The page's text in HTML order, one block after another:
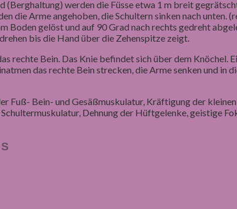
(Berghaltung) werden die Füsse etwa 1 m breit
die Arme angehoben, die Schultern sinken nach unten.
Boden gelöst und auf 90 Grad nach rechts gedreht
bis die Hand über die Zehenspitze zeigt.
rechte Bein. Das Knie befindet sich über dem Knöchel.
das rechte Bein strecken, die Arme senken und in
Fuß- Bein- und Gesäßmuskulatur, Kräftigung der
Dehnung der Hüftgelenke, geistige